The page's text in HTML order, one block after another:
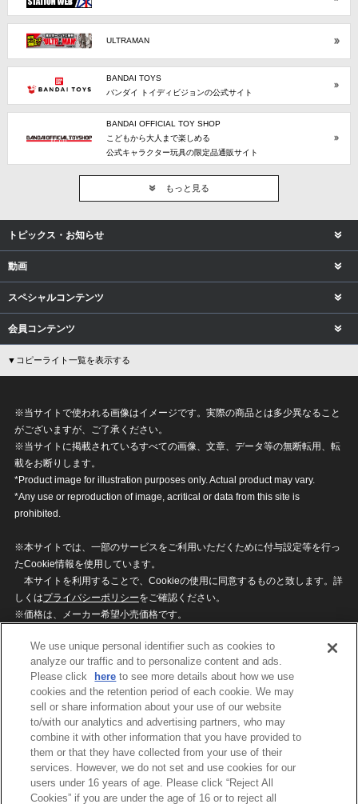
ULTRAMAN
BANDAI TOYS
バンダイ トイディビジョンの公式サイト
BANDAI OFFICIAL TOY SHOP
こどもから大人まで楽しめる
公式キャラクター玩具の限定品通販サイト
もっと見る
トピックス・お知らせ
動画
スペシャルコンテンツ
会員コンテンツ
▼コピーライト一覧を表示する
※当サイトで使われる画像はイメージです。実際の商品とは多少異なること
がございますが、ご了承ください。
※当サイトに掲載されているすべての画像、文章、データ等の無断転用、転
載をお断りします。
*Product image for illustration purposes only. Actual product may vary.
*Any use or reproduction of image, acritical or data from this site is
prohibited.
※本サイトでは、一部のサービスをご利用いただくために付与設定等を行っ
たCookie情報を使用しています。
本サイトを利用することで、Cookieの使用に同意するものと致します。詳
しくはプライバシーポリシーをご確認ください。
※価格は、メーカー希望小売価格です。
ざいますのでご了承ください。
privacypolicy
Do Not Sell or Share My
Personal Information
ウェブサイトご利用条件
ソーシャルメディアポリシー
個人情報保護方針
お問い合わせ
©BANDAI
We use unique personal identifier such as cookies to
analyze our traffic and to personalize content and ads.
Please click
here to see more details about how we use
cookies and the retention period of each cookie. We may
sell or share information about your use of our website
to/with our analytics and advertising partners, who may
combine it with other information that you have provided to
them or that they have collected from your use of their
services. However, we do not set and use cookies for our
users under 16 years of age. Please click “Reject All
Cookies” if you are under the age of 16 or to reject all